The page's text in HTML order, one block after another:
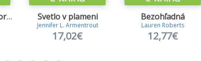
Na dvore zo strieborných plameňov Svetlo v plameni
Jennifer L. Armentrout
17,02€
Bezohľadná
Lauren Roberts
12,77€